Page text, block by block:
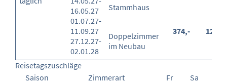
16.05.27
01.07.27-
11.09.27
27.12.27-
02.01.28
Stammhaus
Doppelzimmer
im Neubau
374,- 125,-
Reisetagszuschläge
Saison
Zimmerart Fr Sa